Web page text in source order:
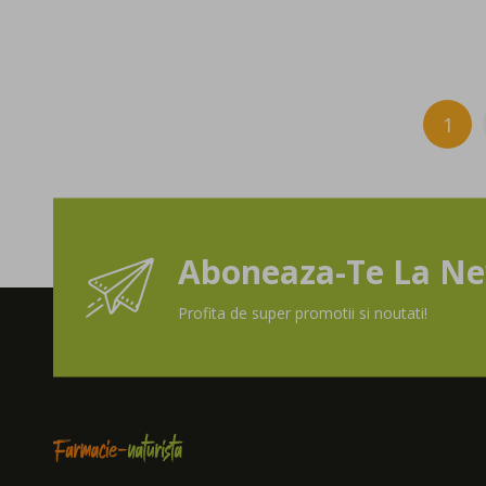
Pagina
în
1
Aboneaza-Te La
Profita de super promotii si noutati!